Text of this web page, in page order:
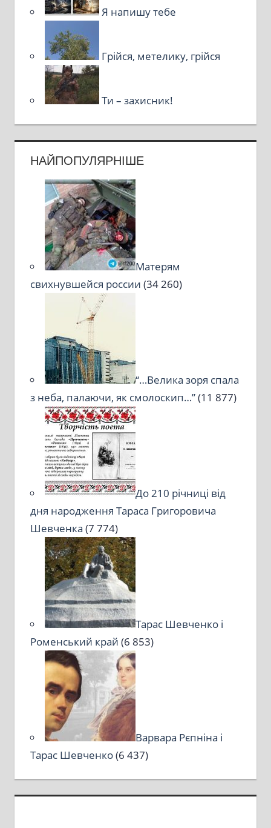
Я напишу тебе
Грійся, метелику, грійся
Ти – захисник!
НАЙПОПУЛЯРНІШЕ
Матерям
свихнувшейся россии (34 260)
“…Велика зоря спала
з неба, палаючи, як смолоскип…”(11 877)
До 210 річниці від
дня народження Тараса Григоровича
Шевченка (7 774)
Тарас Шевченко і
Роменський край (6 853)
Варвара Рєпніна і
Тарас Шевченко(6 437)